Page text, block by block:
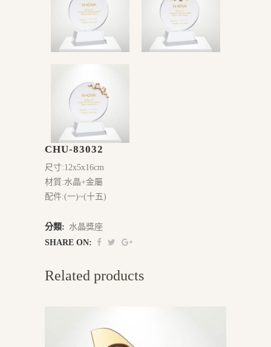
CHU-83032
尺寸:12x5x16cm
材質:水晶+金屬
配件:(一)~(十五)
分類: 水晶獎座
SHARE ON:
Related products